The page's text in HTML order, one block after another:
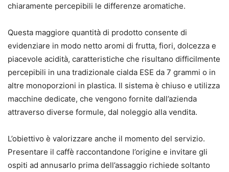
chiaramente percepibili le differenze aromatiche.
Questa maggiore quantità di prodotto consente di
evidenziare in modo netto aromi di frutta, fiori, dolcezza e
piacevole acidità, caratteristiche che risultano difficilmente
percepibili in una tradizionale cialda ESE da 7 grammi o in
altre monoporzioni in plastica. Il sistema è chiuso e utilizza
macchine dedicate, che vengono fornite dall’azienda
attraverso diverse formule, dal noleggio alla vendita.
L’obiettivo è valorizzare anche il momento del servizio.
Presentare il caffè raccontandone l’origine e invitare gli
ospiti ad annusarlo prima dell’assaggio richiede soltanto